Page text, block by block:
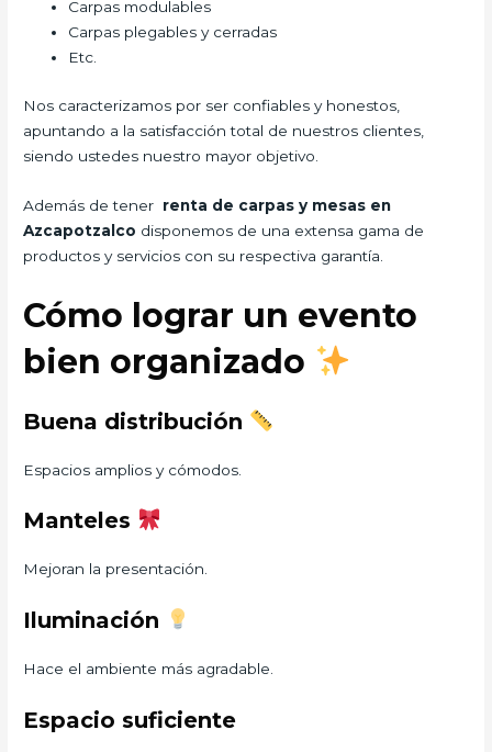
Carpas modulables
Carpas plegables y cerradas
Etc.
Nos caracterizamos por ser confiables y honestos,
apuntando a la satisfacción total de nuestros clientes,
siendo ustedes nuestro mayor objetivo.
Además de tener renta de carpas y mesas en
Azcapotzalco disponemos de una extensa gama de
productos y servicios con su respectiva garantía.
Cómo lograr un evento
bien organizado
Buena distribución
Espacios amplios y cómodos.
Manteles
Mejoran la presentación.
Iluminación
Hace el ambiente más agradable.
Espacio suficiente